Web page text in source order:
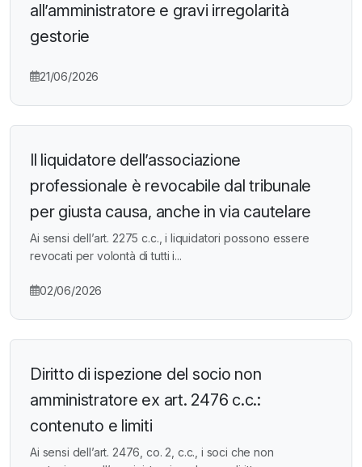
all’amministratore e gravi irregolarità
gestorie
21/06/2026
Il liquidatore dell’associazione
professionale è revocabile dal tribunale
per giusta causa, anche in via cautelare
Ai sensi dell’art. 2275 c.c., i liquidatori possono essere
revocati per volontà di tutti i...
02/06/2026
Diritto di ispezione del socio non
amministratore ex art. 2476 c.c.:
contenuto e limiti
Ai sensi dell’art. 2476, co. 2, c.c., i soci che non